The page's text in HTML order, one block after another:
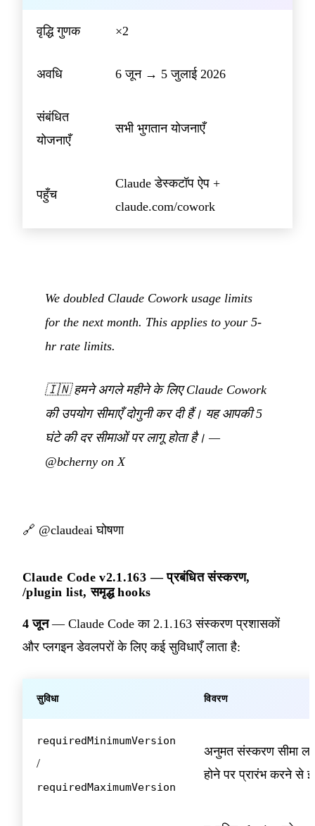
वृद्धि गुणक ×2
अवधि 6 जून → 5 जुलाई 2026
संबंधित
योजनाएँ
सभी भुगतान योजनाएँ
पहुँच
Claude डेस्कटॉप ऐप +
claude.com/cowork
We doubled Claude Cowork usage limits
for the next month. This applies to your 5-
hr rate limits.
🇮🇳हमने अगले महीने के लिए Claude Cowork
की उपयोग सीमाएँ दोगुनी कर दी हैं। यह आपकी 5
घंटे की दर सीमाओं पर लागू होता है। —
@bcherny on X
🔗 @claudeai घोषणा
Claude Code v2.1.163 — प्रबंधित संस्करण,
/plugin list, समृद्ध hooks
4 जून— Claude Code का 2.1.163 संस्करण प्रशासकों
और प्लगइन डेवलपरों के लिए कई सुविधाएँ लाता है:
सुविधा विवरण
requiredMinimumVersion
/
requiredMaximumVersion
अनुमत संस्करण सीमा
होने पर प्रारंभ करने से